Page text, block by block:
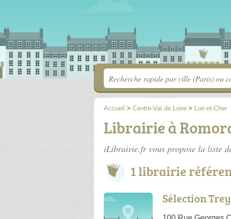
Accueil > Centre-Val de Loire > Loir-et-Cher
Librairie à
iLibrairie.fr vous propose la liste
1 librairie
Sélection